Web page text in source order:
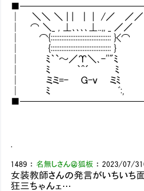
│ ＼＼ ＼ | | | | /／ ／／
│ ⌒ ＼_ , ⊥､､､､⊥..,,
│
│ {::::::::::::::::::::::::::::::::::
│ ﾐ｀`～／Υ＼､-''"ﾐ │ |
│ ﾐ ｀^´
│ ミミ=- Ｇ-ｖ ミﾐ │ |
│ ﾐ ﾞ:,
1489 ： 名無しさん＠狐板 ：2023/07/
女装教師さんの発言がいちいち
狂三ちゃんェ…